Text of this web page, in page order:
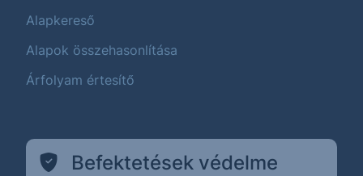
Alapkereső
Alapok összehasonlítása
Árfolyam értesítő
Befektetések védelme